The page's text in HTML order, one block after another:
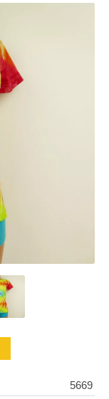
5669